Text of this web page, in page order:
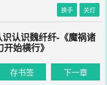
换手 关灯
认识魏纤纤-《魔祸诸
始横行》
存书签 下一章